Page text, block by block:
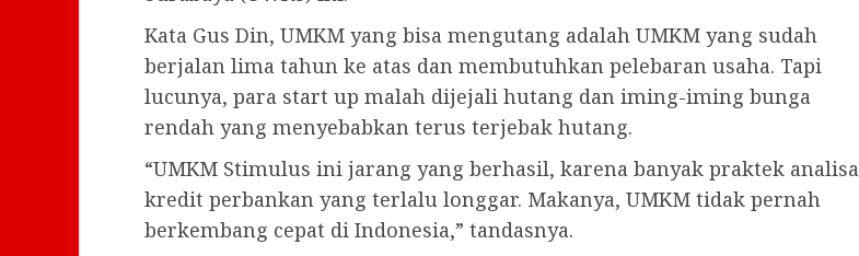
Kata Gus Din, UMKM yang bisa mengutang adalah UMKM yang sudah
berjalan lima tahun ke atas dan membutuhkan pelebaran usaha. Tapi
lucunya, para start up malah dijejali hutang dan iming-iming bunga
rendah yang menyebabkan terus terjebak hutang.
“UMKM Stimulus ini jarang yang berhasil, karena banyak praktek analisa
kredit perbankan yang terlalu longgar. Makanya, UMKM tidak pernah
berkembang cepat di Indonesia,” tandasnya.